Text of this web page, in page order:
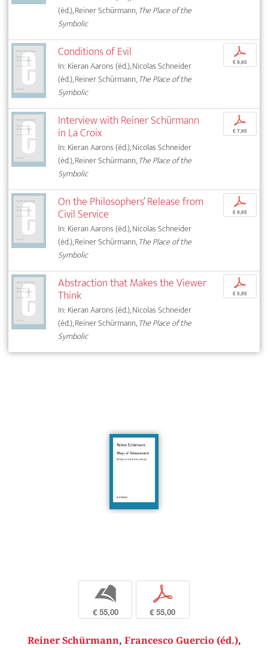
(éd.), Reiner Schürmann,The Place of the
Symbolic
Conditions of Evil
In: Kieran Aarons (éd.), Nicolas Schneider
(éd.), Reiner Schürmann,The Place of the
Symbolic
p
€ 9,95
Interview with Reiner Schürmann
in La Croix
In: Kieran Aarons (éd.), Nicolas Schneider
(éd.), Reiner Schürmann,The Place of the
Symbolic
p
€ 7,95
On the Philosophers’ Release from
Civil Service
In: Kieran Aarons (éd.), Nicolas Schneider
(éd.), Reiner Schürmann,The Place of the
Symbolic
p
€ 9,95
Abstraction that Makes the Viewer
Think
In: Kieran Aarons (éd.), Nicolas Schneider
(éd.), Reiner Schürmann,The Place of the
Symbolic
p
€ 5,95
b
€ 55,00
p
€ 55,00
Reiner Schürmann, Francesco Guercio (éd.),